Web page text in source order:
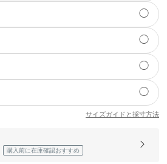
◯
◯
◯
◯
サイズガイドと採寸方法
購入前に在庫確認おすすめ